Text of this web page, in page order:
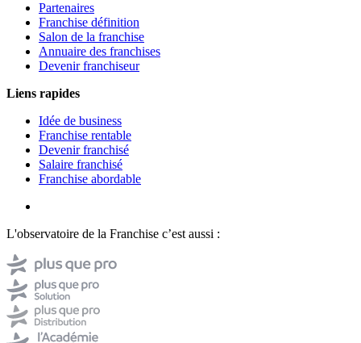
Partenaires
Franchise définition
Salon de la franchise
Annuaire des franchises
Devenir franchiseur
Liens rapides
Idée de business
Franchise rentable
Devenir franchisé
Salaire franchisé
Franchise abordable
L'observatoire de la Franchise c’est aussi :